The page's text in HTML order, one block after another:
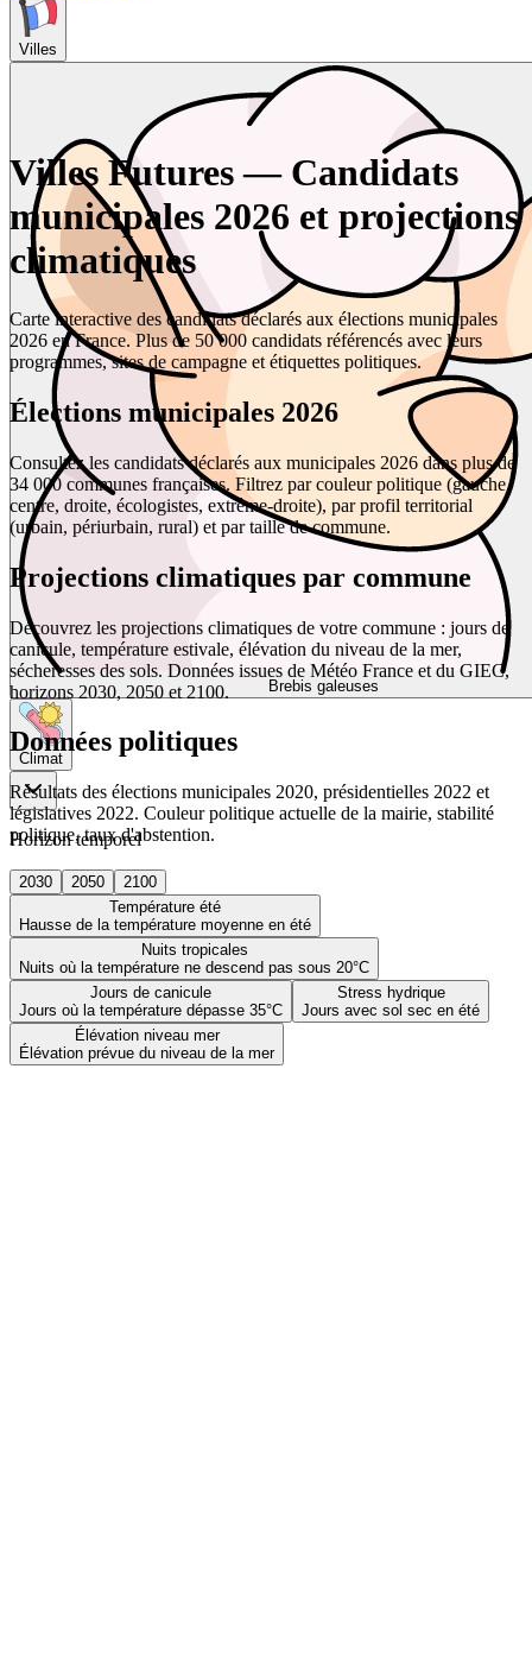
Villes
Brebis galeuses
Climat
Horizon temporel
2030 2050
2100
Température été
Hausse de la température moyenne en été
Nuits tropicales
Nuits où la température ne descend pas sous 20°C
Jours de canicule
Jours où la température dépasse 35°C
Stress hydrique
Jours avec sol sec en été
Élévation niveau mer
Élévation prévue du niveau de la mer
Villes Futures — Candidats
municipales 2026 et projections
climatiques
Carte interactive des candidats déclarés aux élections municipales
2026 en France. Plus de 50 000 candidats référencés avec leurs
programmes, sites de campagne et étiquettes politiques.
Élections municipales 2026
Consultez les candidats déclarés aux municipales 2026 dans plus de
34 000 communes françaises. Filtrez par couleur politique (gauche,
centre, droite, écologistes, extrême-droite), par profil territorial
(urbain, périurbain, rural) et par taille de commune.
Projections climatiques par commune
Découvrez les projections climatiques de votre commune : jours de
canicule, température estivale, élévation du niveau de la mer,
sécheresses des sols. Données issues de Météo France et du GIEC,
horizons 2030, 2050 et 2100.
Données politiques
Résultats des élections municipales 2020, présidentielles 2022 et
législatives 2022. Couleur politique actuelle de la mairie, stabilité
politique, taux d'abstention.